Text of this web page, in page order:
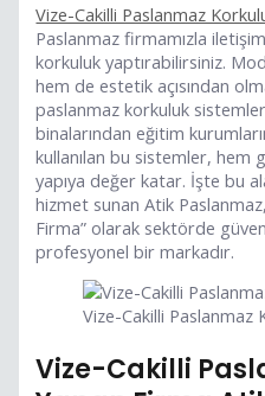
Vize-Cakilli Paslanmaz
Paslanmaz firmamızla
korkuluk yaptırabilirsiniz.
hem de estetik açısından
paslanmaz korkuluk
binalarından eğitim
kullanılan bu sistemler, hem
yapıya değer katar. İşte bu
hizmet sunan Atik
Firma” olarak sektörde
profesyonel bir markadır.
Vize-Cakilli Paslanmaz
Vize-Cakilli